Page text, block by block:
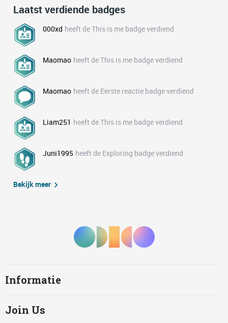
Laatst verdiende badges
000xd heeft de This is me badge verdiend
Maomao heeft de This is me badge verdiend
Maomao heeft de Eerste reactie badge verdiend
Liam251 heeft de This is me badge verdiend
Juni1995 heeft de Exploring badge verdiend
Bekijk meer
Informatie
Join Us